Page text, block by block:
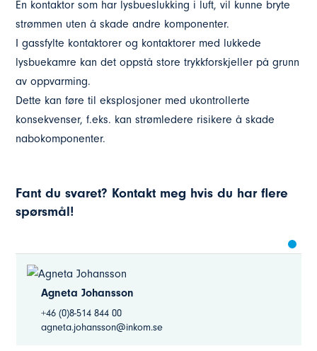
En kontaktor som har lysbueslukking i luft, vil kunne bryte
strømmen uten å skade andre komponenter.
I gassfylte kontaktorer og kontaktorer med lukkede
lysbuekamre kan det oppstå store trykkforskjeller på grunn
av oppvarming.
Dette kan føre til eksplosjoner med ukontrollerte
konsekvenser, f.eks. kan strømledere risikere å skade
nabokomponenter.
Fant du svaret? Kontakt meg hvis du har flere
spørsmål!
Agneta Johansson
+46 (0)8-514 844 00
agneta.johansson@inkom.se